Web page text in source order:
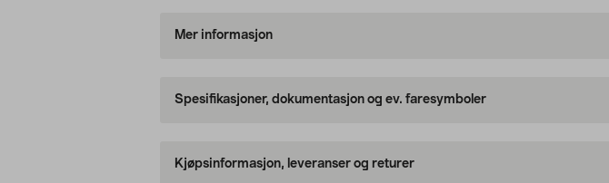
Mer informasjon
Spesifikasjoner, dokumentasjon og ev. faresymboler
Kjøpsinformasjon, leveranser og returer